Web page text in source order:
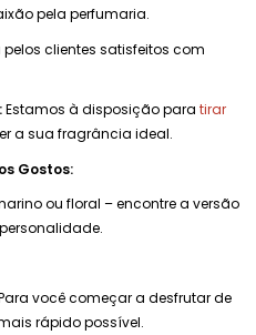
pela perfumaria.
pelos clientes satisfeitos com
Estamos à disposição para tirar
a sua fragrância ideal.
Gostos:
ou floral – encontre a versão
você começar a desfrutar de
rápido possível.